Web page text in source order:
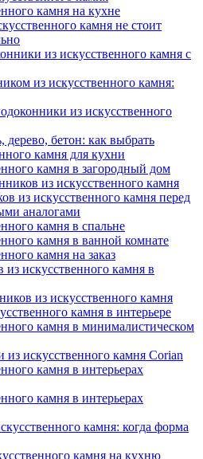
камня на кухне
камня не стоит
из искусственного камня с
из искусственного камня:
из искусственного
бетон: как выбрать
камня для кухни
камня в загородный дом
из искусственного камня
из искусственного камня перед
аналогами
камня в спальне
камня в ванной комнате
камня на заказ
искусственного камня в
из искусственного камня
камня в интерьере
камня в минималистическом
искусственного камня Corian
камня в интерьерах
камня в интерьерах
камня: когда форма
камня на кухню